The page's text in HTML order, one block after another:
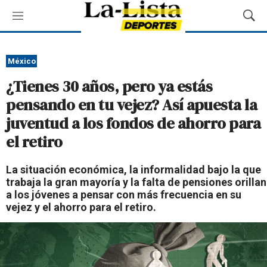
M
e
ú
M
o
r
B
ú
e
d
México
¿Tienes 30 años, pero ya estás
pensando en tu vejez? Así apuesta la
juventud a los fondos de ahorro para
el retiro
La situación económica, la informalidad bajo la que
trabaja la gran mayoría y la falta de pensiones orillan
a los jóvenes a pensar con más frecuencia en su
vejez y el ahorro para el retiro.